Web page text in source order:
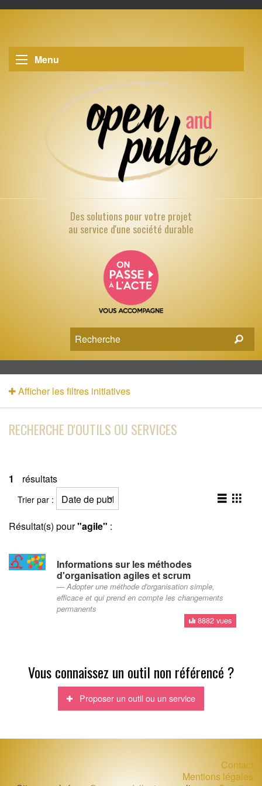
Menu
Des solutions pourvotre projet
au service d'une société durable
Afficher les filtres initiatives
RECHERCHE D'OUTILS OU SERVICES
1 résultats
Trier par :
Résultat(s) pour"agile" :
Informations sur les méthodes
d'organisation agiles et scrum
Adopter une méthode d'organisation simple,
efficace et qui prend en compte les changements
permanents
8882 vues
Vous connaissez un outil non référencé ?
Proposer un outil ou un service
Contact
Mentions légales